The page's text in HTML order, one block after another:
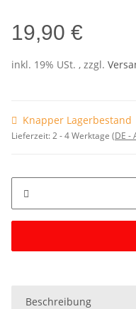
19,90 €
inkl. 19% USt. , zzgl.
Knapper Lagerbestand
Lieferzeit:2 - 4 Werktage (DE -
Beschreibung